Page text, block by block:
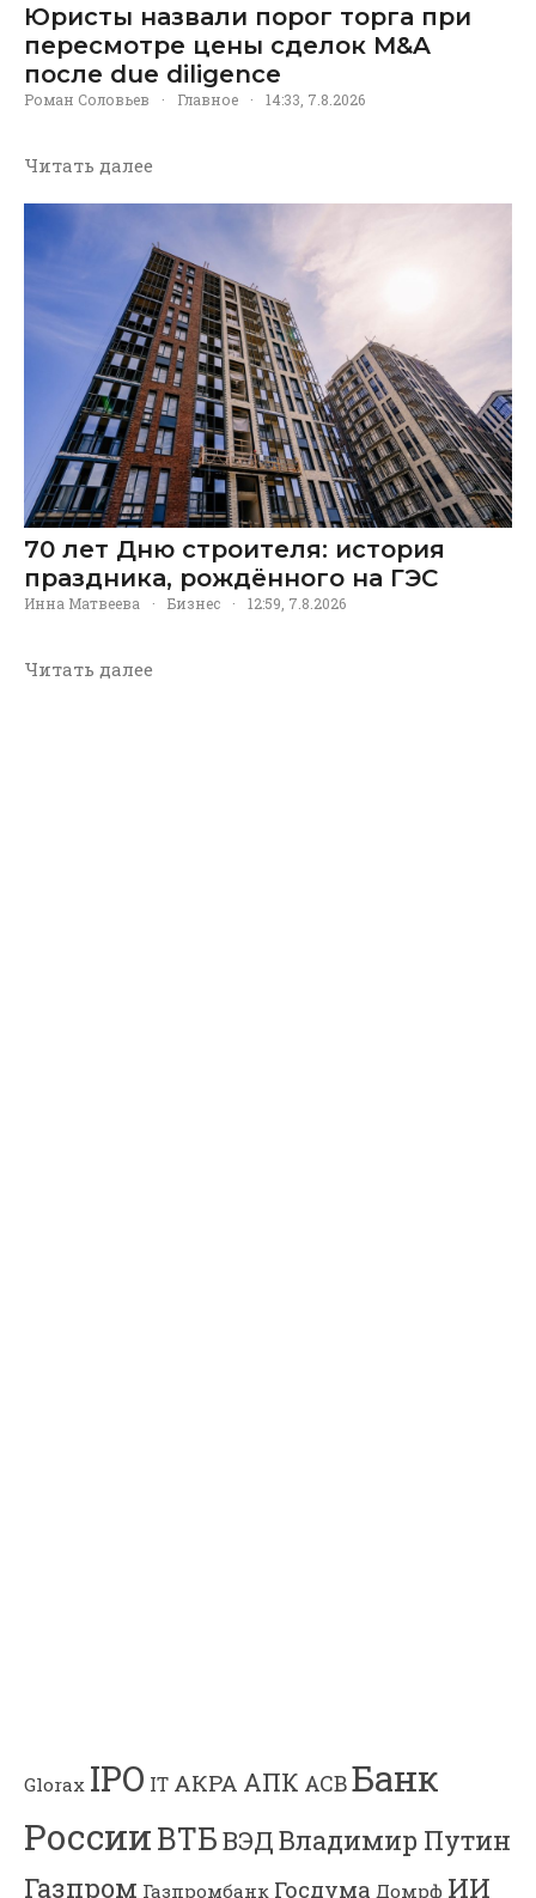
Юристы назвали порог торга при
пересмотре цены сделок M&A
после due diligence
Роман Соловьев · Главное · 14:33, 7.8.2026
Читать далее
70 лет Дню строителя: история
праздника, рождённого на ГЭС
Инна Матвеева · Бизнес · 12:59, 7.8.2026
Читать далее
Glorax IPO IT АКРА АПК АСВБанк
РоссииВТБВЭДВладимир Путин
Газпром Газпромбанк Госдума Домрф ИИ